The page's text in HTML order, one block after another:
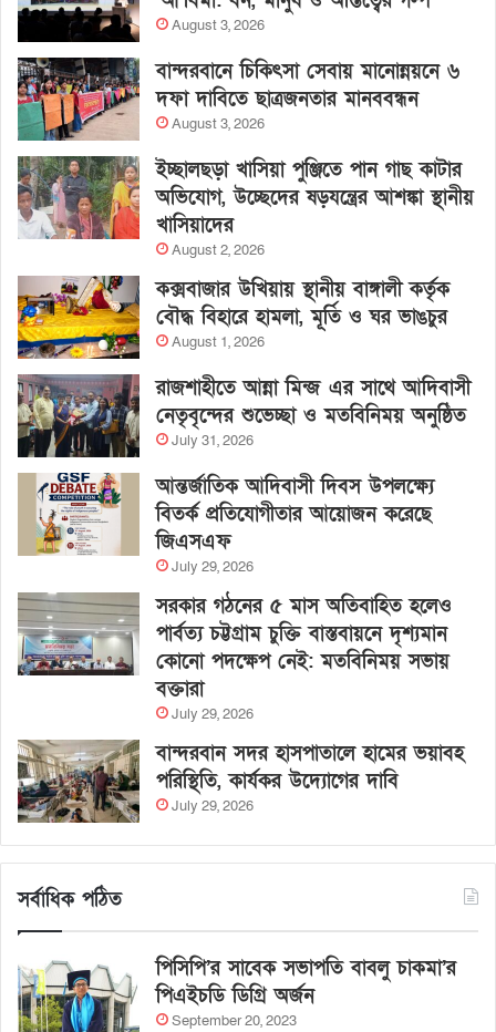
August 3, 2026
বান্দরবানে চিকিৎসা সেবায় মানোন্নয়নে ৬
দফা দাবিতে ছাত্রজনতার মানববন্ধন
August 3, 2026
ইচ্ছালছড়া খাসিয়া পুঞ্জিতে পান গাছ কাটার
অভিযোগ, উচ্ছেদের ষড়যন্ত্রের আশঙ্কা স্থানীয়
খাসিয়াদের
August 2, 2026
কক্সবাজার উখিয়ায় স্থানীয় বাঙ্গালী কর্তৃক
বৌদ্ধ বিহারে হামলা, মূর্তি ও ঘর ভাঙচুর
August 1, 2026
রাজশাহীতে আন্না মিন্জ এর সাথে আদিবাসী
নেতৃবৃন্দের শুভেচ্ছা ও মতবিনিময় অনুষ্ঠিত
July 31, 2026
আন্তর্জাতিক আদিবাসী দিবস উপলক্ষ্যে
বিতর্ক প্রতিযোগীতার আয়োজন করেছে
জিএসএফ
July 29, 2026
সরকার গঠনের ৫ মাস অতিবাহিত হলেও
পার্বত্য চট্টগ্রাম চুক্তি বাস্তবায়নে দৃশ্যমান
কোনো পদক্ষেপ নেই: মতবিনিময় সভায়
বক্তারা
July 29, 2026
বান্দরবান সদর হাসপাতালে হামের ভয়াবহ
পরিস্থিতি, কার্যকর উদ্যোগের দাবি
July 29, 2026
সর্বাধিক পঠিত
পিসিপি’র সাবেক সভাপতি বাবলু চাকমা’র
পিএইচডি ডিগ্রি অর্জন
September 20, 2023